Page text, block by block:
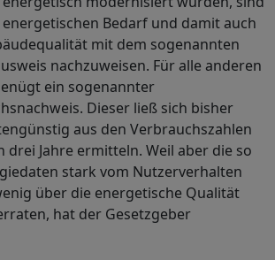
Bedarf und damit auch
mit dem sogenannten
nachzuweisen. Für alle anderen
ein sogenannter
Dieser ließ sich bisher
aus den Verbrauchszahlen
drei Jahre ermitteln. Weil aber die so
stark vom Nutzerverhalten
über die energetische Qualität
hat der Gesetzgeber